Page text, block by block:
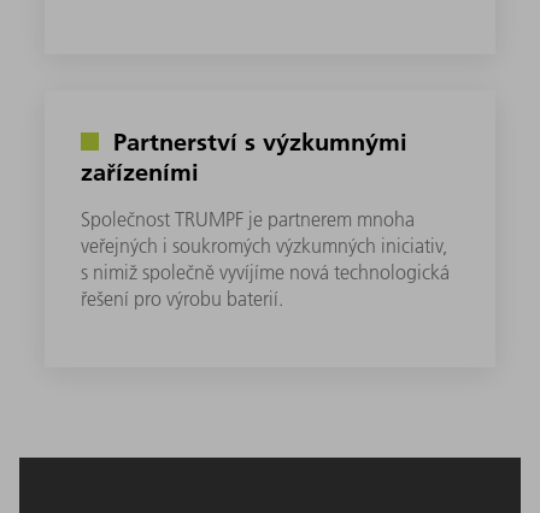
Partnerství s výzkumnými
zařízeními
Společnost TRUMPF je partnerem mnoha
veřejných i soukromých výzkumných iniciativ,
s nimiž společně vyvíjíme nová technologická
řešení pro výrobu baterií.